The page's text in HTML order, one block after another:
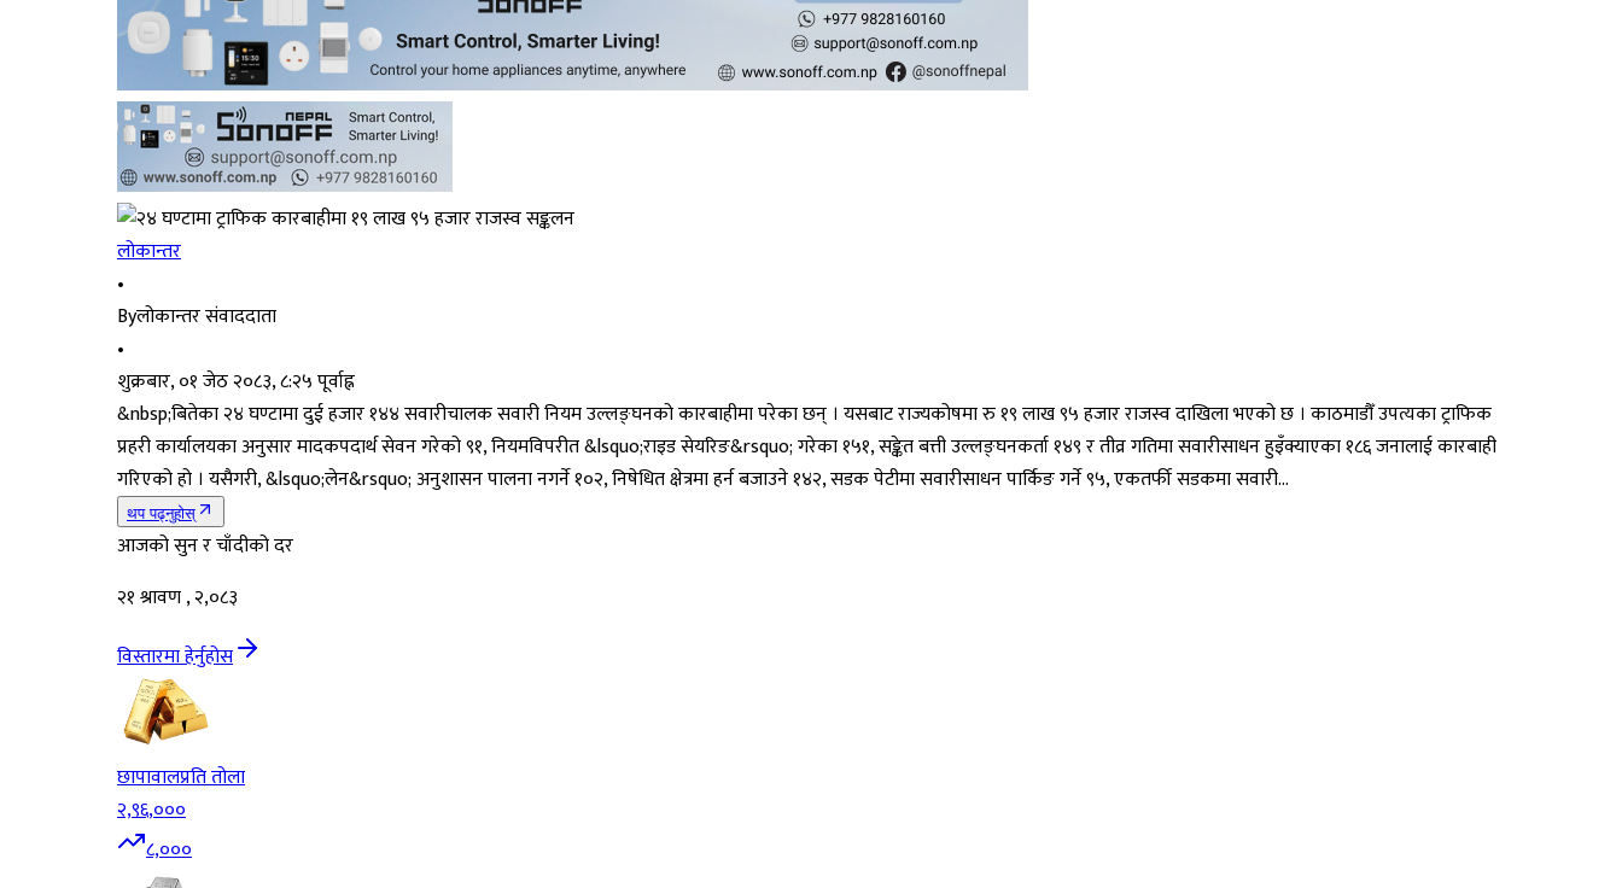
लोकान्तर
•
Byलोकान्तर संवाददाता
•
शुक्रबार, ०१ जेठ २०८३, ८:२५ पूर्वाह्न
&nbsp;बितेका २४ घण्टामा दुई हजार १४४ सवारीचालक सवारी नियम उल्लङ्घनको कारबाहीमा परेका छन् । यसबाट राज्यकोषमा रु १९ लाख ९५ हजार राजस्व दाखिला भएको छ । काठमाडौँ उपत्यका ट्राफिक
प्रहरी कार्यालयका अनुसार मादकपदार्थ सेवन गरेको ९१, नियमविपरीत &lsquo;राइड सेयरिङ&rsquo; गरेका १५१, सङ्केत बत्ती उल्लङ्घनकर्ता १४९ र तीव्र गतिमा सवारीसाधन हुइँक्याएका १८६ जनालाई कारबाही
गरिएको हो । यसैगरी, &lsquo;लेन&rsquo; अनुशासन पालना नगर्ने १०२, निषेधित क्षेत्रमा हर्न बजाउने १४२, सडक पेटीमा सवारीसाधन पार्किङ गर्ने ९५, एकतर्फी सडकमा सवारी...
थप पढ्नुहोस्
आजको सुन र चाँदीको दर
२१ श्रावण , २,०८३
विस्तारमा हेर्नुहोस
छापावालप्रति तोला
२,९६,०००
८,०००